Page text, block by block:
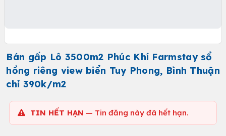
Bán gấp Lô 3500m2 Phúc Khí Farmstay sổ
hồng riêng view biển Tuy Phong, Bình Thuận
chỉ 390k/m2
TIN HẾT HẠN — Tin đăng này đã hết hạn.